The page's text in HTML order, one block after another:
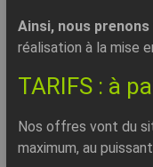
Ainsi, nous
réalisation à la mise
TARIFS : à
Nos offres vont du
maximum, au